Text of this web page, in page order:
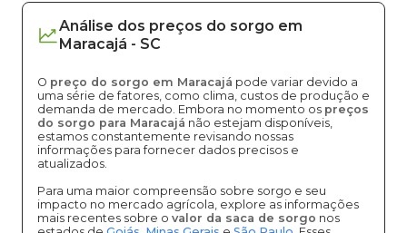
Análise dos preços do sorgo em
Maracajá - SC
O preço do sorgo em Maracajá pode variar devido a
uma série de fatores, como clima, custos de produção e
demanda de mercado. Embora no momento os preços
do sorgo para Maracajá não estejam disponíveis,
estamos constantemente revisando nossas
informações para fornecer dados precisos e
atualizados.
Para uma maior compreensão sobre sorgo e seu
impacto no mercado agrícola, explore as informações
mais recentes sobre o valor da saca de sorgo nos